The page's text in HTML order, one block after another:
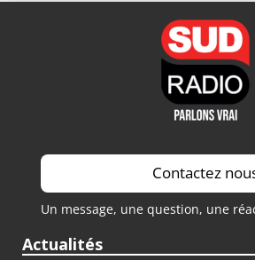
Contactez
Un message, une question, une
Actualités